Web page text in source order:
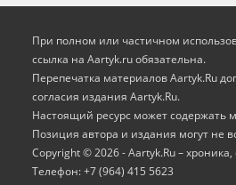
При полном или частичном
ссылка на Aartyk.ru oбязательна.
Перепечатка материалов Aartyk.Ru
согласия издания Aartyk.Ru.
Настоящий ресурс может содержать
Позиция автора и издания могут не
Copyright © 2026 - Aartyk.Ru –
Телефон: +7 (964) 415 5623